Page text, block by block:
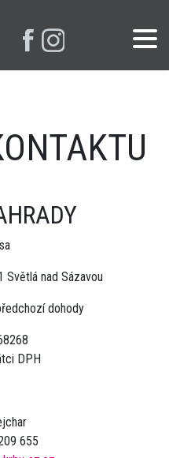
Světlá nad Sázavou
dohody
DPH
655